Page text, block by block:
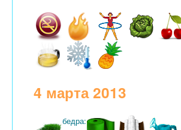
4 марта 2013
бедра: